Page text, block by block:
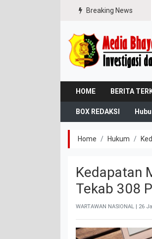
Breaking News
HOME BERITA
BOX REDAKSI
Home Hukum
Kedapatan
Tekab 308
WARTAWAN NASIONAL | 26